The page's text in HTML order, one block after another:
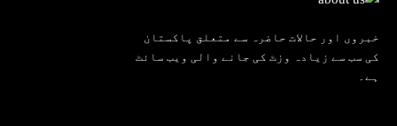
خبروں اور حالات حاضرہ سے متعلق پاکستان
کی سب سے زیادہ وزٹ کی جانے والی ویب سائٹ
ہے۔